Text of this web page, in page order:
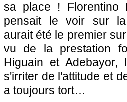
sa place ! Florentino
pensait le voir sur la
aurait été le premier
vu de la prestation
Higuain et
s'irriter de l'attitude et
a toujours tort…